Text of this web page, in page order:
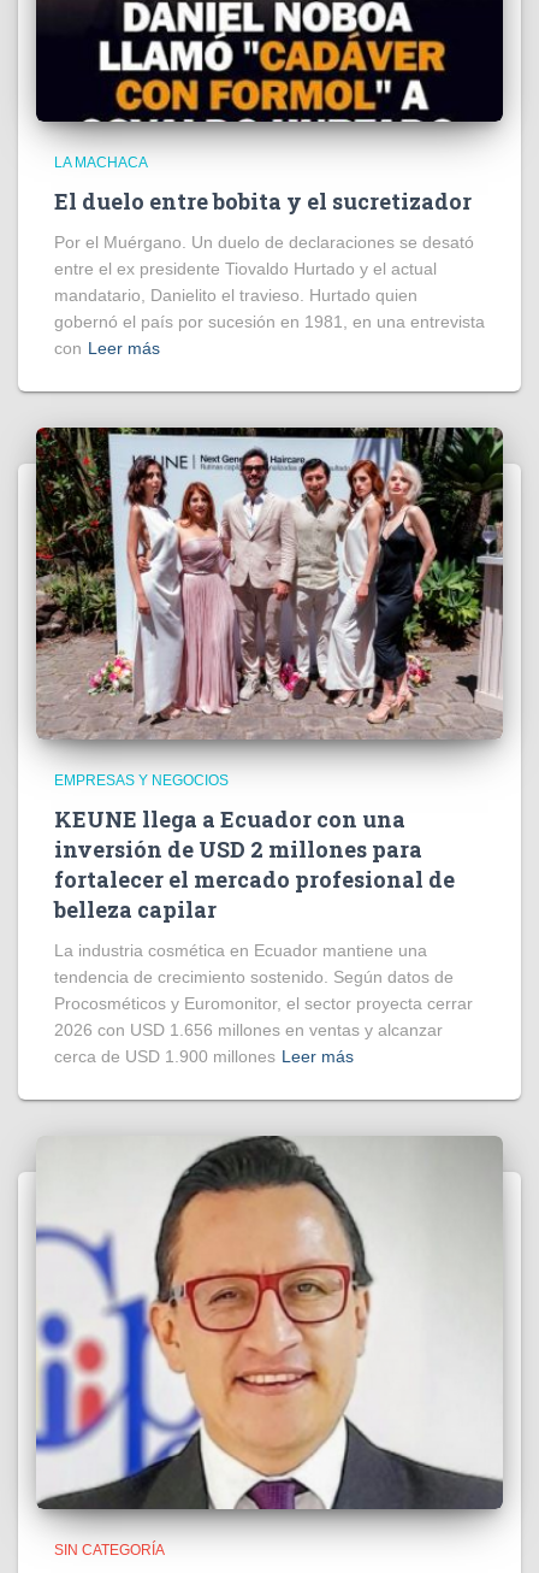
LA MACHACA
El duelo entre bobita y el sucretizador
Por el Muérgano. Un duelo de declaraciones se desató
entre el ex presidente Tiovaldo Hurtado y el actual
mandatario, Danielito el travieso. Hurtado quien
gobernó el país por sucesión en 1981, en una entrevista
con Leer más
EMPRESAS Y NEGOCIOS
KEUNE llega a Ecuador con una
inversión de USD 2 millones para
fortalecer el mercado profesional de
belleza capilar
La industria cosmética en Ecuador mantiene una
tendencia de crecimiento sostenido. Según datos de
Procosméticos y Euromonitor, el sector proyecta cerrar
2026 con USD 1.656 millones en ventas y alcanzar
cerca de USD 1.900 millones Leer más
SIN CATEGORÍA